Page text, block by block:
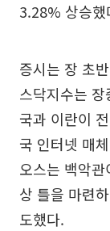
3.28% 상승
증시는 장 초
스닥지수는
국과 이란이
국 인터넷 매
오스는 백악
상 틀을 마련
도했다.